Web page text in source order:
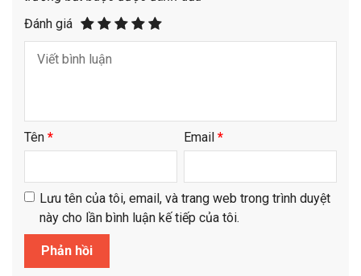
Đánh giá
Tên * Email *
Lưu tên của tôi, email, và trang web trong trình duyệt
này cho lần bình luận kế tiếp của tôi.